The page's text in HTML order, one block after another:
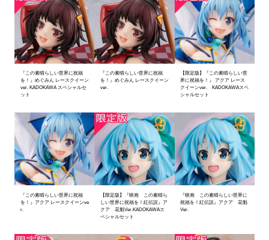
『この素晴らしい世界に祝福
を！』めぐみん レースクイーン
ver. KADOKAWA スペシャルセ
ット
『この素晴らしい世界に祝福
を！』めぐみん レースクイーン
ver.
【限定版】『この素晴らしい世
界に祝福を！』 アクア レース
クイーンver. KADOKAWAスペ
シャルセット
『この素晴らしい世界に祝福
を！』アクア レースクイーンve
r.
【限定版】『映画 この素晴ら
しい世界に祝福を！紅伝説』ア
クア 花魁Ver.KADOKAWAス
ペシャルセット
『映画 この素晴らしい世界に
祝福を！紅伝説』アクア 花魁
Ver.